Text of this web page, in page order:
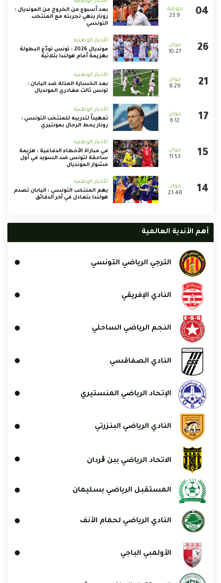
23:9
بعد أسبوع من الخروج من المونديال :
رونار ينهي تجربته مع المنتخب
التونسي
10:27
الأخبار الوطنية
مونديال 2026 : تونس تودّع البطولة
بهزيمة أمام هولندا بثلاثية
8:29
الأخبار الوطنية
بعد الخسارة المذلة ضد اليابان :
تونس ثالث مغادري المونديال
6:12
الأخبار الوطنية
تمهيداً لتدريبه للمنتخب التونسي :
رونار يحط الرحال بمونتيري
11:53
الأخبار الوطنية
في مباراة الأخطاء الدفاعية : هزيمة
ساحقة لتونس ضد السويد في أول
مشوار المونديال
23:48
الأخبار الوطنية
يهم المنتخب التونسي : اليابان تصدم
هولندا بتعادل في آخر الدقائق
أهم الأندية العالمية
الترجي الرياضي التونسي
النادي الإفريقي
النجم الرياضي الساحلي
النادي الصفاقسي
الإتحاد الرياضي المنستيري
النادي الرياضي البنزرتي
الاتحاد الرياضي ببن ڨردان
المستقبل الرياضي بسليمان
النادي الرياضي لحمام الأنف
الأولمبي الباجي